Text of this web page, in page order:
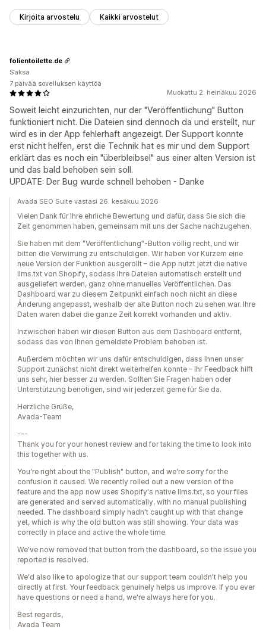
Kirjoita arvostelu Kaikki arvostelut
Muokattu 2. heinäkuu 2026
Soweit leicht einzurichten, nur der "Veröffentlichung" Button
funktioniert nicht. Die Dateien sind dennoch da und erstellt, nur
wird es in der App fehlerhaft angezeigt. Der Support konnte
erst nicht helfen, erst die Technik hat es mir und dem Support
erklärt das es noch ein "überbleibsel" aus einer alten Version ist
und das bald behoben sein soll.
UPDATE: Der Bug wurde schnell behoben - Danke
folientoilette.de
Saksa
7 päivää sovelluksen käyttöä
Avada SEO Suite vastasi 26. kesäkuu 2026
Vielen Dank für Ihre ehrliche Bewertung und dafür, dass Sie sich die
Zeit genommen haben, gemeinsam mit uns der Sache nachzugehen.
Sie haben mit dem "Veröffentlichung"-Button völlig recht, und wir
bitten die Verwirrung zu entschuldigen. Wir haben vor Kurzem eine
neue Version der Funktion ausgerollt – die App nutzt jetzt die native
llms.txt von Shopify, sodass Ihre Dateien automatisch erstellt und
ausgeliefert werden, ganz ohne manuelles Veröffentlichen. Das
Dashboard war zu diesem Zeitpunkt einfach noch nicht an diese
Änderung angepasst, weshalb der alte Button noch zu sehen war. Ihre
Daten waren dabei die ganze Zeit korrekt vorhanden und aktiv.
Inzwischen haben wir diesen Button aus dem Dashboard entfernt,
sodass das von Ihnen gemeldete Problem behoben ist.
Außerdem möchten wir uns dafür entschuldigen, dass Ihnen unser
Support zunächst nicht direkt weiterhelfen konnte – Ihr Feedback hilft
uns sehr, hier besser zu werden. Sollten Sie Fragen haben oder
Unterstützung benötigen, sind wir jederzeit gerne für Sie da.
Herzliche Grüße,
Avada-Team
---
Thank you for your honest review and for taking the time to look into
this together with us.
You're right about the "Publish" button, and we're sorry for the
confusion it caused. We recently rolled out a new version of the
feature and the app now uses Shopify's native llms.txt, so your files
are generated and served automatically, with no manual publishing
needed. The dashboard simply hadn't caught up with that change
yet, which is why the old button was still showing. Your data was
correctly in place and active the whole time.
We've now removed that button from the dashboard, so the issue you
reported is resolved.
We'd also like to apologize that our support team couldn't help you
directly at first. Your feedback genuinely helps us improve. If you ever
have questions or need a hand, we're always here for you.
Best regards,
Avada Team